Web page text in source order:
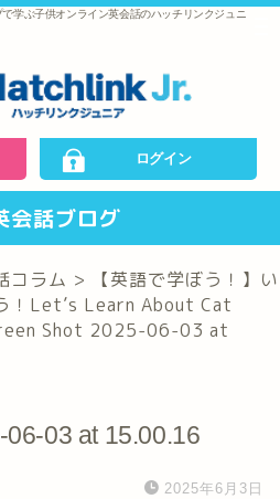
学ぶ子供オンライン英会話のハッチリンクジュニ
ログイン
会話ブログ
コラム >
【英語で学ぼう！】い
！Let’s Learn About Cat
Shot 2025-06-03 at
03 at 15.00.16
2025年6月3日